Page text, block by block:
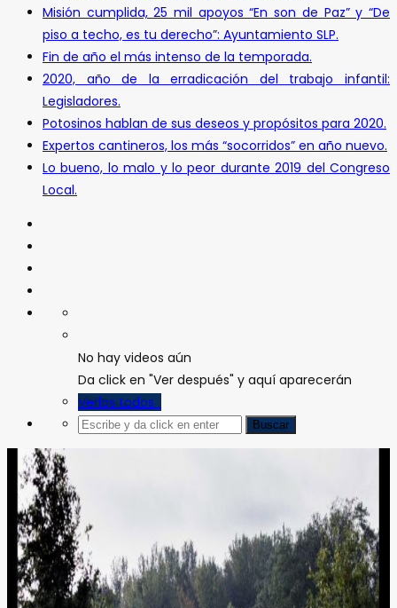
Misión cumplida, 25 mil apoyos “En son de Paz” y “De
piso a techo, es tu derecho”: Ayuntamiento SLP.
Fin de año el más intenso de la temporada.
2020, año de la erradicación del trabajo infantil:
Legisladores.
Potosinos hablan de sus deseos y propósitos para 2020.
Expertos cantineros, los más “socorridos” en año nuevo.
Lo bueno, lo malo y lo peor durante 2019 del Congreso
Local.
No hay videos aún
Da click en "Ver después" y aquí aparecerán
Verlos todos